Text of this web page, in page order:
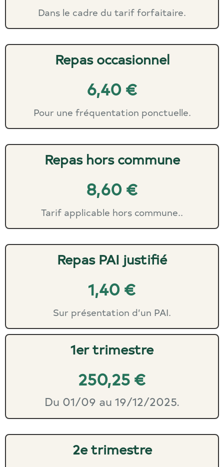
Dans le cadre du tarif forfaitaire.
Repas occasionnel
6,40 €
Pour une fréquentation ponctuelle.
Repas hors commune
8,60 €
Tarif applicable hors commune..
Repas PAI justifié
1,40 €
Sur présentation d’un PAI.
1er trimestre
250,25 €
Du 01/09 au 19/12/2025.
2e trimestre